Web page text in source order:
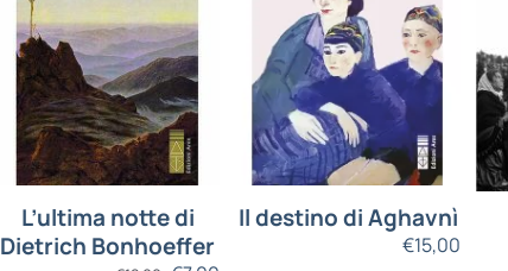
L’ultima notte di
Dietrich Bonhoeffer
Il destino di Aghavnì
€15,00